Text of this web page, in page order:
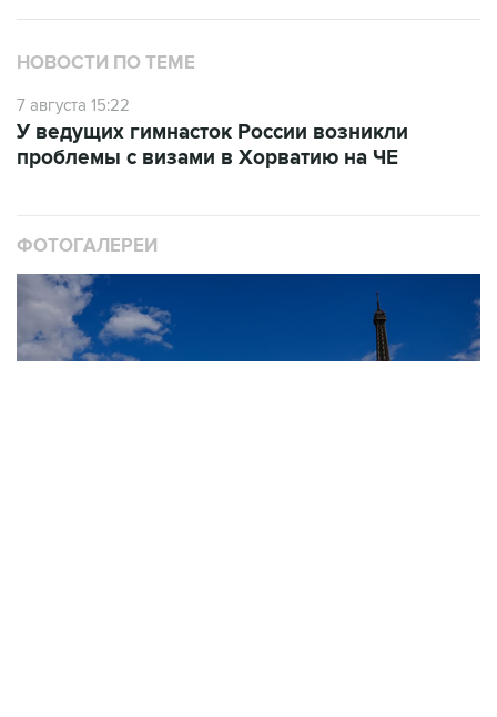
НОВОСТИ ПО ТЕМЕ
7 августа 15:22
У ведущих гимнасток России возникли
проблемы с визами в Хорватию на ЧЕ
ФОТОГАЛЕРЕИ